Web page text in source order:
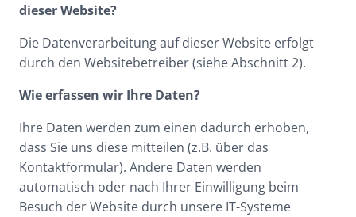
dieser Website?
Die Datenverarbeitung auf dieser Website erfolgt
durch den Websitebetreiber (siehe Abschnitt 2).
Wie erfassen wir Ihre Daten?
Ihre Daten werden zum einen dadurch erhoben,
dass Sie uns diese mitteilen (z.B. über das
Kontaktformular). Andere Daten werden
automatisch oder nach Ihrer Einwilligung beim
Besuch der Website durch unsere IT-Systeme